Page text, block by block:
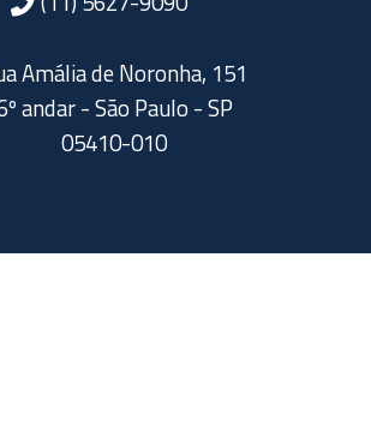
Amália de Noronha, 151
andar - São Paulo - SP
05410-010